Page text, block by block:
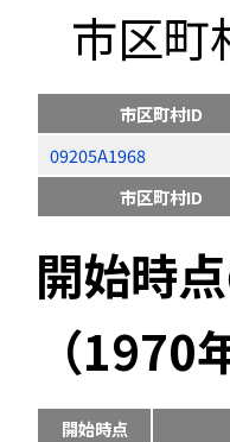
市区町
市区町村ID
09205A1968
市区町村ID
開始時
（1970
開始時点